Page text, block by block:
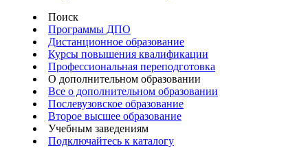
Поиск
Программы ДПО
Дистанционное образование
Курсы повышения квалификации
Профессиональная переподготовка
О дополнительном образовании
Все о дополнительном образовании
Послевузовское образование
Второе высшее образование
Учебным заведениям
Подключайтесь к каталогу